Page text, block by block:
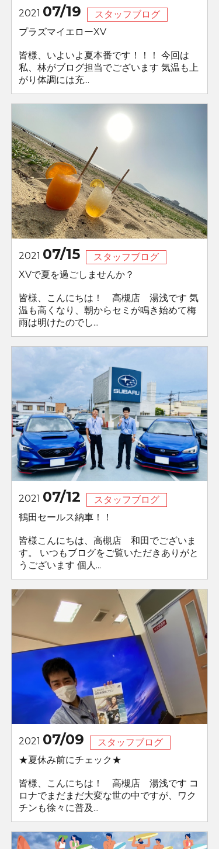
2021 07/19
スタッフブログ
プラズマイエローXV
皆様、いよいよ夏本番です！！！ 今回は
私、林がブログ担当でございます 気温も上
がり体調には充...
2021 07/15
スタッフブログ
XVで夏を過ごしませんか？
皆様、こんにちは！ 高槻店 湯浅です 気
温も高くなり、朝からセミが鳴き始めて梅
雨は明けたのでし...
2021 07/12
スタッフブログ
鶴田セールス納車！！
皆様こんにちは、高槻店 和田でございま
す。 いつもブログをご覧いただきありがと
うございます 個人...
2021 07/09
スタッフブログ
★夏休み前にチェック★
皆様、こんにちは！ 高槻店 湯浅です コ
ロナでまだまだ大変な世の中ですが、ワク
チンも徐々に普及...